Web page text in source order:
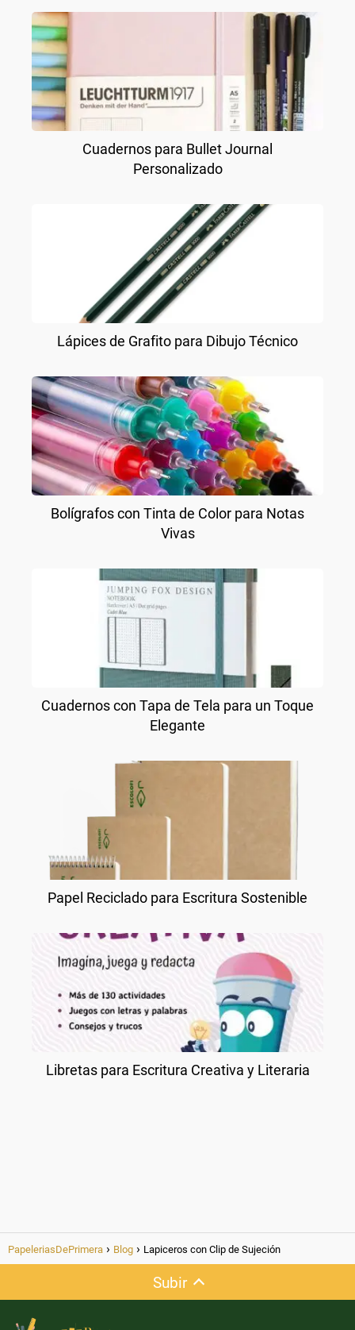
Cuadernos para Bullet Journal
Personalizado
Lápices de Grafito para Dibujo Técnico
Bolígrafos con Tinta de Color para Notas
Vivas
Cuadernos con Tapa de Tela para un Toque
Elegante
Papel Reciclado para Escritura Sostenible
Libretas para Escritura Creativa y Literaria
PapeleriasDePrimera Blog Lapiceros con Clip de Sujeción
Subir